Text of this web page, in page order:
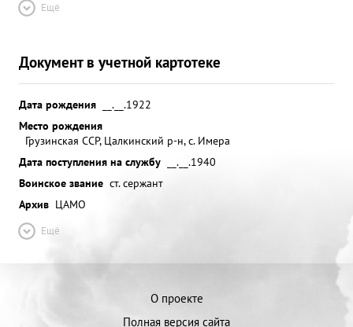
Ещё
Документ в учетной картотеке
Дата рождения
__.__.1922
Место рождения
Грузинская ССР, Цалкинский р-н, с. Имера
Дата поступления на службу
__.__.1940
Воинское звание ст. сержант
Архив ЦАМО
Ещё
О проекте
Полная версия сайта